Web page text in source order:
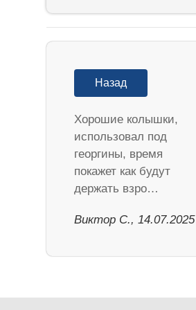
Назад
Хорошие колышки,
использовал под
георгины, время
покажет как будут
держать взро…
Виктор С., 14.07.2025